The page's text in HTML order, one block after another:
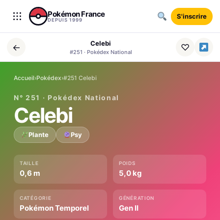
Aller au contenu
Pokémon France
DEPUIS 1999 S'inscrire
← Celebi
#251 · Pokédex National ♡
Accueil›Pokédex›#251 Celebi
N° 251 · Pokédex National
Celebi
Plante Psy
TAILLE
0,6 m
POIDS
5,0 kg
CATÉGORIE
Pokémon Temporel
GÉNÉRATION
Gen II